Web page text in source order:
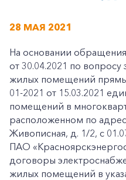
28 МАЯ 2021
На основании
от 30.04.2021 по
жилых помещений
01-2021 от 15.03.2021
помещений в
расположенном по
Живописная, д. 1/2, с
ПАО
договоры
жилых помещений в